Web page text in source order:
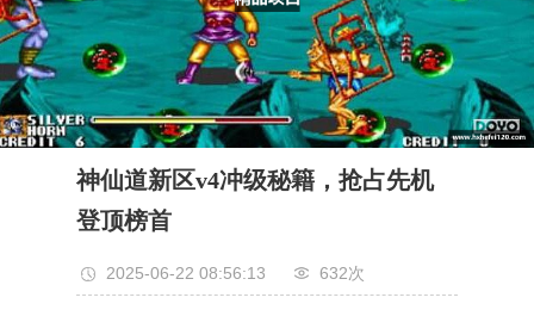
神仙道新区v4冲级秘籍，抢占先机
登顶榜首
2025-06-22 08:56:13 632次